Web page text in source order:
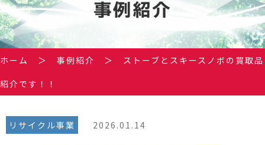
事例紹介
ホーム ＞ 事例紹介 ＞ ストーブとスキースノボの買取品
紹介です！！
リサイクル事業 2026.01.14